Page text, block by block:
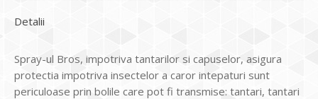
Detalii
Spray-ul Bros, impotriva tantarilor si capuselor, asigura
protectia impotriva insectelor a caror intepaturi sunt
periculoase prin bolile care pot fi transmise: tantari, tantari